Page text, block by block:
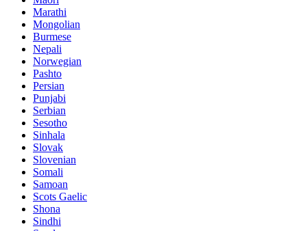
Marathi
Mongolian
Burmese
Nepali
Norwegian
Pashto
Persian
Punjabi
Serbian
Sesotho
Sinhala
Slovak
Slovenian
Somali
Samoan
Scots Gaelic
Shona
Sindhi